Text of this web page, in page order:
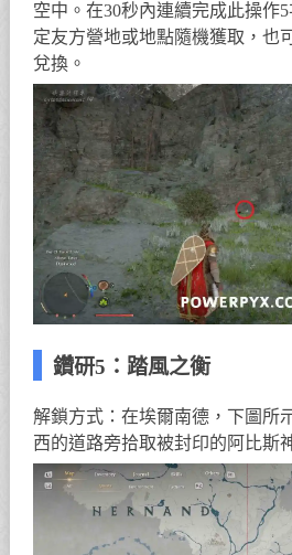
空中。在30秒內連續完成此操作
定友方營地或地點隨機獲取，也
兌換。
鑽研5：踏風之衡
解鎖方式：在埃爾南德，下圖所
西的道路旁拾取被封印的阿比斯